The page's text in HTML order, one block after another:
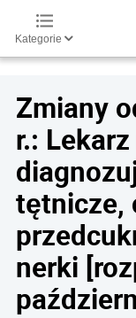
Kategorie
Zmiany
r.:
tętnicze,
nerki